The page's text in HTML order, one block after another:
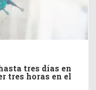
tres días en
tres horas en el